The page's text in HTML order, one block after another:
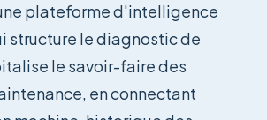
plateforme d'intelligence
structure le diagnostic de
le savoir-faire des
en connectant